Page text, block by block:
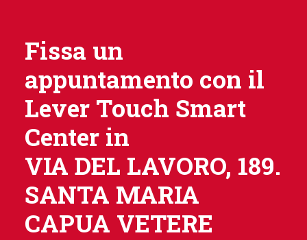
Fissa un
appuntamento con il
Lever Touch Smart
Center in
VIA DEL LAVORO, 189.
SANTA MARIA
CAPUA VETERE